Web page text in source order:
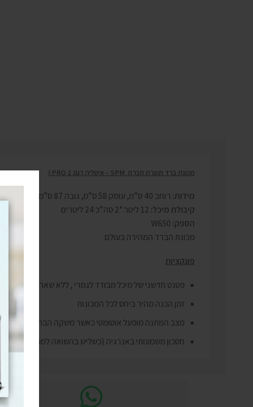
מכונת ברד תוצרת חברת SPM – איטליה דגם I PRO 2
מידות: רוחב 40 ס”מ, עומק 58 ס”מ, גובה 87 ס”מ.
קיבולת מיכל:
הספק: W650
מכונת הברד המהירה בעולם
פונקציות
פטנט חדשני של מיכל מבודד לגמרי , ללא שאריות לחות על
זמן הכנה מהיר ביחס לכל המכונות
מצב המתנה מופעל אוטומטי כאשר משקה הברד מגיע
חסכון משמעותי באנרגיה (כשליש בהשואה למכונות ברד